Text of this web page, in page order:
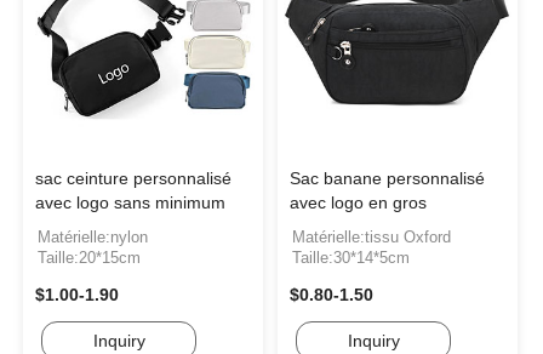
sac ceinture personnalisé
avec logo sans minimum
Matérielle:nylon
Taille:20*15cm
$1.00-1.90
Inquiry
Sac banane personnalisé
avec logo en gros
Matérielle:tissu Oxford
Taille:30*14*5cm
$0.80-1.50
Inquiry